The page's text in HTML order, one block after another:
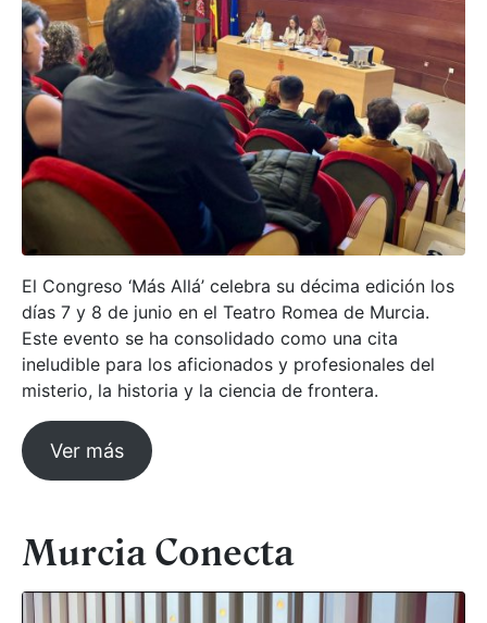
El Congreso ‘Más Allá’ celebra su décima edición los
días 7 y 8 de junio en el Teatro Romea de Murcia.
Este evento se ha consolidado como una cita
ineludible para los aficionados y profesionales del
misterio, la historia y la ciencia de frontera.
Ver más
Murcia Conecta